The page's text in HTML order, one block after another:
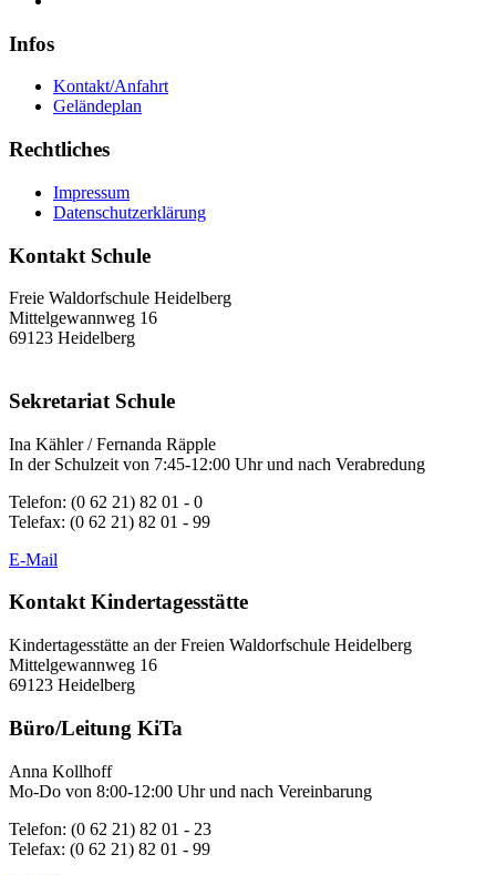
Infos
Kontakt/Anfahrt
Geländeplan
Rechtliches
Impressum
Datenschutzerklärung
Kontakt Schule
Freie Waldorfschule Heidelberg
Mittelgewannweg 16
69123 Heidelberg
Sekretariat Schule
Ina Kähler / Fernanda Räpple
In der Schulzeit von 7:45-12:00 Uhr und nach Verabredung
Telefon: (0 62 21) 82 01 - 0
Telefax: (0 62 21) 82 01 - 99
E-Mail
Kontakt Kindertagesstätte
Kindertagesstätte an der Freien Waldorfschule Heidelberg
Mittelgewannweg 16
69123 Heidelberg
Büro/Leitung KiTa
Anna Kollhoff
Mo-Do von 8:00-12:00 Uhr und nach Vereinbarung
Telefon: (0 62 21) 82 01 - 23
Telefax: (0 62 21) 82 01 - 99